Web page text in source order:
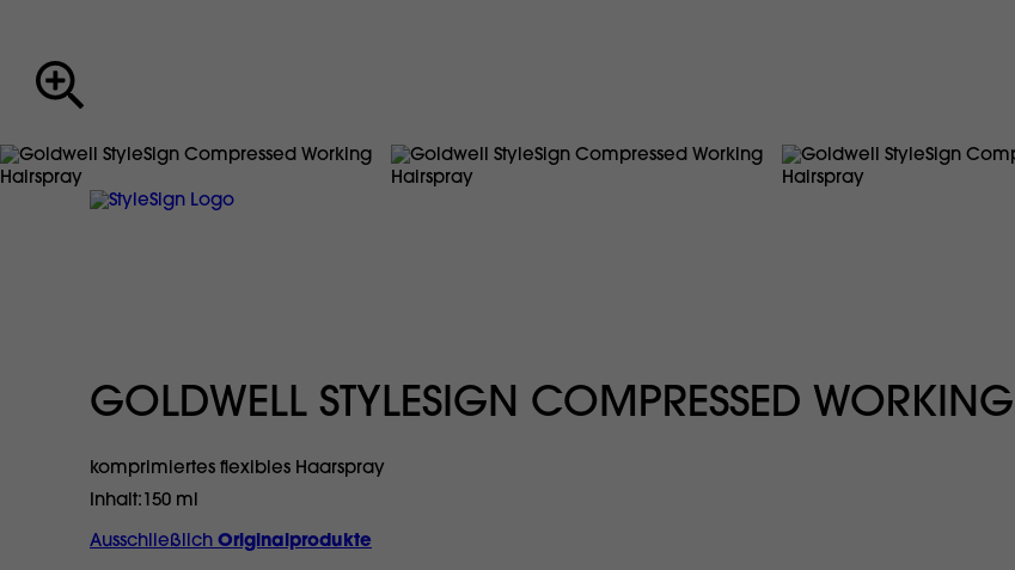
GOLDWELL STYLESIGN COMPRESSED
komprimiertes flexibles Haarspray
Inhalt 150 ml
Ausschließlich Originalprodukte